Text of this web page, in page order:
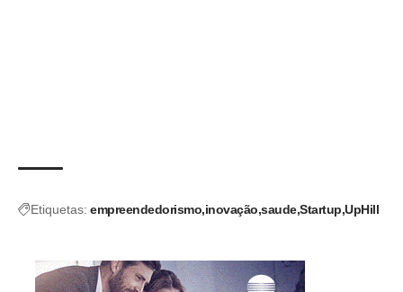
Etiquetas: empreendedorismo inovação saude Startup UpHill